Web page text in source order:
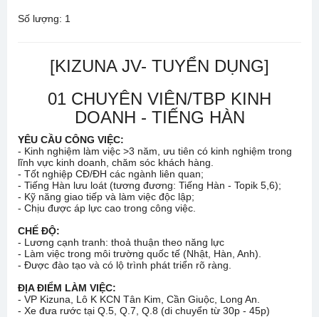
Số lượng: 1
[KIZUNA JV- TUYỂN DỤNG]
01 CHUYÊN VIÊN/TBP KINH
DOANH - TIẾNG HÀN
YÊU CẦU CÔNG VIỆC:
- Kinh nghiệm làm việc >3 năm, ưu tiên có kinh nghiệm trong
lĩnh vực kinh doanh, chăm sóc khách hàng.
- Tốt nghiệp CĐ/ĐH các ngành liên quan;
- Tiếng Hàn lưu loát (tương đương: Tiếng Hàn - Topik 5,6);
- Kỹ năng giao tiếp và làm việc độc lập;
- Chịu được áp lực cao trong công việc.
CHẾ ĐỘ:
- Lương cạnh tranh: thoả thuận theo năng lực
- Làm việc trong môi trường quốc tế (Nhật, Hàn, Anh).
- Được đào tạo và có lộ trình phát triển rõ ràng.
ĐỊA ĐIỂM LÀM VIỆC:
- VP Kizuna, Lô K KCN Tân Kim, Cần Giuộc, Long An.
- Xe đưa rước tại Q.5, Q.7, Q.8 (di chuyển từ 30p - 45p)